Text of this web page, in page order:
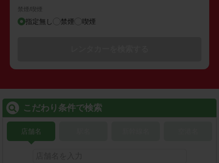
禁煙/喫煙
指定無し 禁煙 喫煙
こだわり条件で検索
店舗名